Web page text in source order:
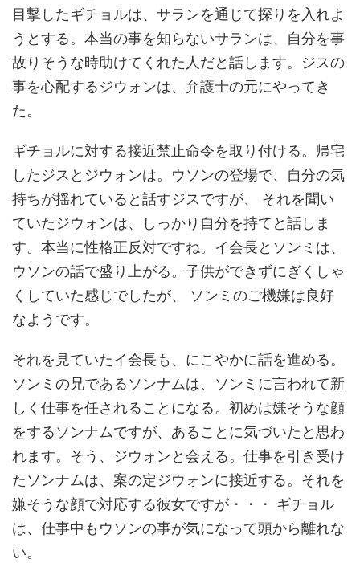
目撃したギチョルは、サランを通じて探りを入れよ
うとする。本当の事を知らないサランは、自分を事
故りそうな時助けてくれた人だと話します。ジスの
事を心配するジウォンは、弁護士の元にやってき
た。
ギチョルに対する接近禁止命令を取り付ける。帰宅
したジスとジウォンは。ウソンの登場で、自分の気
持ちが揺れていると話すジスですが、 それを聞い
ていたジウォンは、しっかり自分を持てと話しま
す。本当に性格正反対ですね。イ会長とソンミは、
ウソンの話で盛り上がる。子供ができずにぎくしゃ
くしていた感じでしたが、 ソンミのご機嫌は良好
なようです。
それを見ていたイ会長も、にこやかに話を進める。
ソンミの兄であるソンナムは、ソンミに言われて新
しく仕事を任されることになる。初めは嫌そうな顔
をするソンナムですが、あることに気づいたと思わ
れます。そう、ジウォンと会える。仕事を引き受け
たソンナムは、案の定ジウォンに接近する。それを
嫌そうな顔で対応する彼女ですが・・・ ギチョル
は、仕事中もウソンの事が気になって頭から離れな
い。